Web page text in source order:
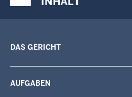
DAS GERICHT
AUFGABEN